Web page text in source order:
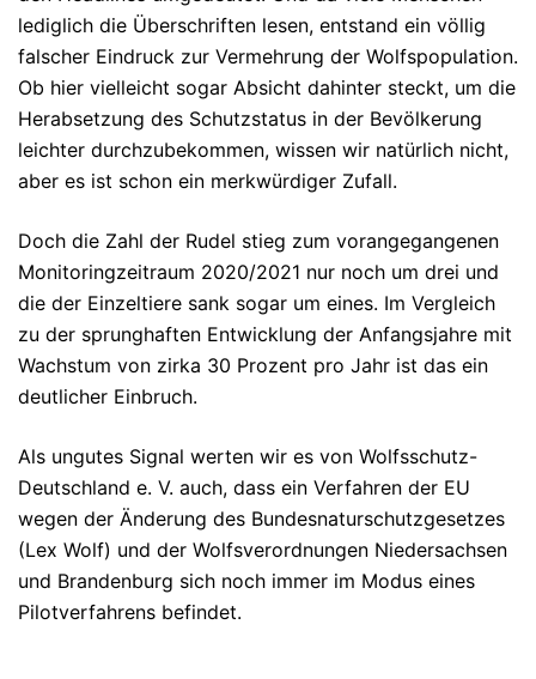
lediglich die Überschriften lesen, entstand ein völlig
falscher Eindruck zur Vermehrung der Wolfspopulation.
Ob hier vielleicht sogar Absicht dahinter steckt, um die
Herabsetzung des Schutzstatus in der Bevölkerung
leichter durchzubekommen, wissen wir natürlich nicht,
aber es ist schon ein merkwürdiger Zufall.
Doch die Zahl der Rudel stieg zum vorangegangenen
Monitoringzeitraum 2020/2021 nur noch um drei und
die der Einzeltiere sank sogar um eines. Im Vergleich
zu der sprunghaften Entwicklung der Anfangsjahre mit
Wachstum von zirka 30 Prozent pro Jahr ist das ein
deutlicher Einbruch.
Als ungutes Signal werten wir es von Wolfsschutz-
Deutschland e. V. auch, dass ein Verfahren der EU
wegen der Änderung des Bundesnaturschutzgesetzes
(Lex Wolf) und der Wolfsverordnungen Niedersachsen
und Brandenburg sich noch immer im Modus eines
Pilotverfahrens befindet.